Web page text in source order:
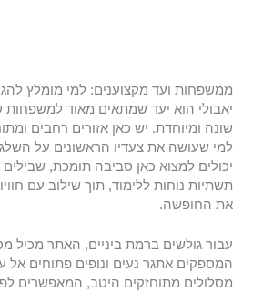
ממשפחות ועד מקצוענים: למי מומלץ
יאבולי הוא יעד שמתאים מאוד למשפחות
שונה ומיוחדת. יש כאן אזורים רחבים
למי שעושה את צעדיו הראשונים על
יכולים למצוא כאן סביבה תומכת, שבילים
תשתיות נוחות ללימוד, תוך שילוב עם
את החופשה.
עבור גולשים ברמת ביניים, האתר מכיל
המספקים אתגר נעים ונופים פתוחים אל
מסלולים מתוחזקים היטב, המאפשרים